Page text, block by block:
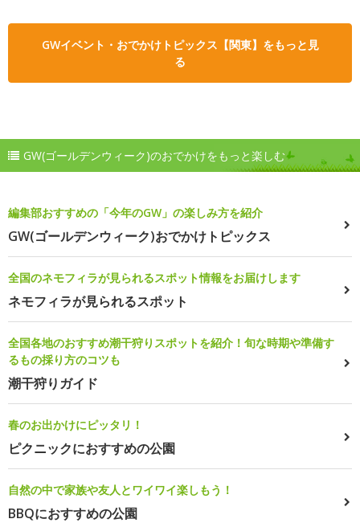
GWイベント・おでかけトピックス【関東】をもっと見
る
GW(ゴールデンウィーク)のおでかけをもっと楽しむ
編集部おすすめの「今年のGW」の楽しみ方を紹介
GW(ゴールデンウィーク)おでかけトピックス
全国のネモフィラが見られるスポット情報をお届けします
ネモフィラが見られるスポット
全国各地のおすすめ潮干狩りスポットを紹介！旬な時期や準備す
るもの採り方のコツも
潮干狩りガイド
春のお出かけにピッタリ！
ピクニックにおすすめの公園
自然の中で家族や友人とワイワイ楽しもう！
BBQにおすすめの公園